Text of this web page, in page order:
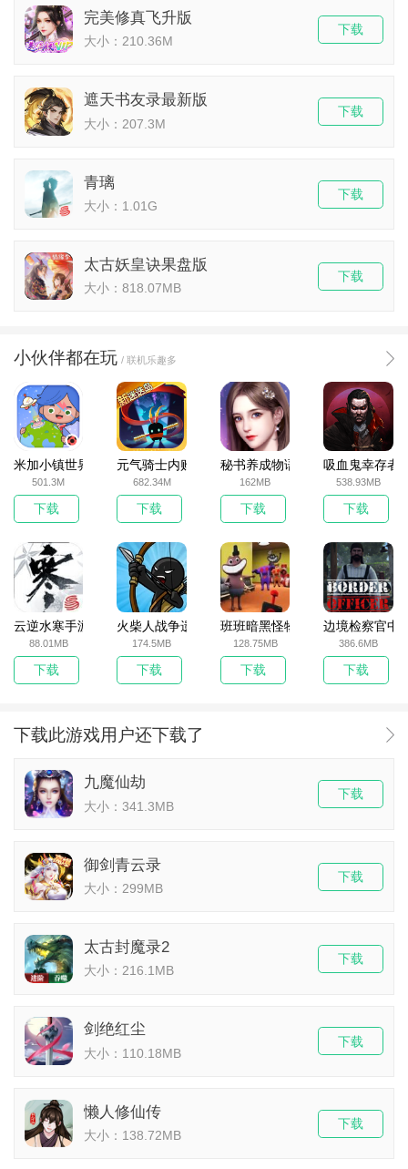
完美修真飞升版
大小：210.36M
下载
遮天书友录最新版
大小：207.3M
下载
青璃
大小：1.01G
下载
太古妖皇诀果盘版
大小：818.07MB
下载
小伙伴都在玩 / 联机乐趣多
米加小镇世界2025官方版
501.3M
下载
元气骑士内购破解版
682.34M
下载
秘书养成物语
162MB
下载
吸血鬼幸存者
538.93MB
下载
云逆水寒手游
88.01MB
下载
火柴人战争遗产无敌版
174.5MB
下载
班班暗黑怪物生存挑战5
128.75MB
下载
边境检察官中
386.6MB
下载
下载此游戏用户还下载了
九魔仙劫
大小：341.3MB
下载
御剑青云录
大小：299MB
下载
太古封魔录2
大小：216.1MB
下载
剑绝红尘
大小：110.18MB
下载
懒人修仙传
大小：138.72MB
下载